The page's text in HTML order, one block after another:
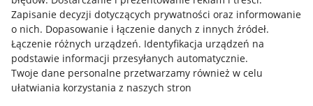
Zapisanie decyzji dotyczących prywatności oraz informowanie
o nich. Dopasowanie i łączenie danych z innych źródeł.
Łączenie różnych urządzeń. Identyfikacja urządzeń na
podstawie informacji przesyłanych automatycznie.
Twoje dane personalne przetwarzamy również w celu
ułatwiania korzystania z naszych stron
Pobierz aplikację